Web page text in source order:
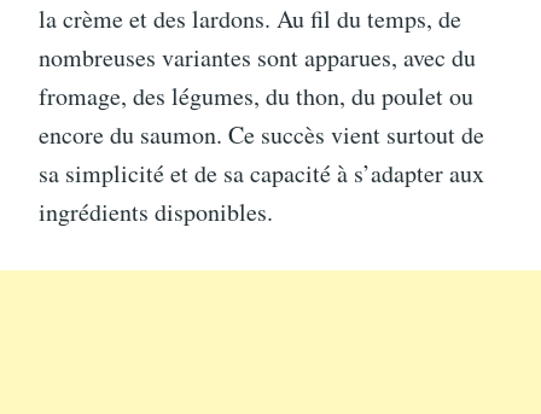
la crème et des lardons. Au fil du temps, de
nombreuses variantes sont apparues, avec du
fromage, des légumes, du thon, du poulet ou
encore du saumon. Ce succès vient surtout de
sa simplicité et de sa capacité à s’adapter aux
ingrédients disponibles.